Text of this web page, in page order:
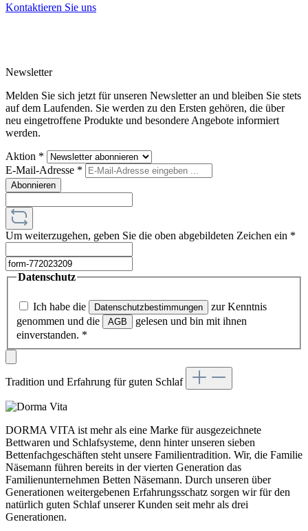
Kontaktieren Sie uns
Newsletter
Melden Sie sich jetzt für unseren Newsletter an und bleiben Sie stets
auf dem Laufenden. Sie werden zu den Ersten gehören, die über
neu eingetroffene Produkte und besondere Angebote informiert
werden.
Aktion *
E-Mail-Adresse *
Abonnieren
Um weiterzugehen, geben Sie die oben abgebildeten Zeichen ein *
Datenschutz
Ich habe die Datenschutzbestimmungen
zur Kenntnis
genommen und die
AGB
gelesen und bin mit ihnen
einverstanden. *
Tradition und Erfahrung für guten Schlaf
DORMA VITA ist mehr als eine Marke für ausgezeichnete
Bettwaren und Schlafsysteme, denn hinter unseren sieben
Bettenfachgeschäften steht unsere Familientradition. Wir, die Familie
Näsemann führen bereits in der vierten Generation das
Familienunternehmen Betten Näsemann. Durch unseren über
Generationen weitergebenen Erfahrungsschatz sorgen wir für den
natürlich guten Schlaf unserer Kunden seit mehr als drei
Generationen.